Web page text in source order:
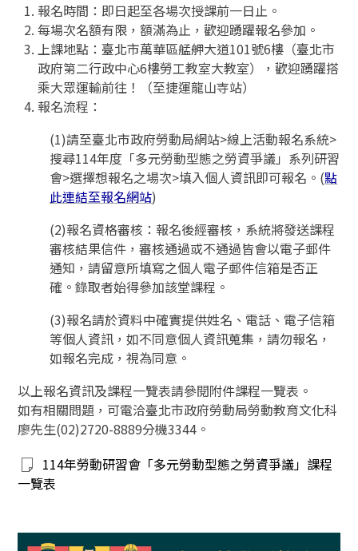
報名時間：即日起至各場次授課前一日止。
每場次名額有限，額滿為止，歡迎踴躍報名參加。
上課地點：臺北市萬華區艋舺大道101號6樓（臺北市
政府第二行政中心6樓勞工教室大教室），歡迎踴躍搭
乘大眾運輸前往！（至捷運龍山寺站）
報名流程：
(1)請至臺北市政府勞動局網站>線上活動報名系統>
搜尋114年度「多元勞動型態之勞資爭議」系列研習
會>選擇想報名之場次>填入個人資訊即可報名。(點
此連結至報名網站)
(2)報名資格審核：報名後經審核，系統將發送課程
審核結果信件，審核通過或不通過皆會以電子郵件
通知，請留意所填寫之個人電子郵件信箱是否正
確。錄取者始得參加該堂課程。
(3)報名請於資料中確實提供姓名、電話、電子信箱
等個人資訊，如不同意個人資訊蒐集，請勿報名，
如報名完成，視為同意。
以上報名資訊及課程一覽表請參閱附件課程一覽表。
如有相關問題，可電洽臺北市政府勞動局勞動教育文化科
廖先生(02)2720-8889分機3344。
114年勞動研習會「多元勞動型態之勞資爭議」課程
一覽表